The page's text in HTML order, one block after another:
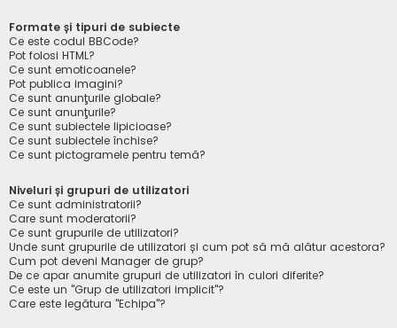
Formate și tipuri de subiecte
Ce este codul BBCode?
Pot folosi HTML?
Ce sunt emoticoanele?
Pot publica imagini?
Ce sunt anunţurile globale?
Ce sunt anunţurile?
Ce sunt subiectele lipicioase?
Ce sunt subiectele închise?
Ce sunt pictogramele pentru temă?
Niveluri și grupuri de utilizatori
Ce sunt administratorii?
Care sunt moderatorii?
Ce sunt grupurile de utilizatori?
Unde sunt grupurile de utilizatori și cum pot să mă alătur acestora?
Cum pot deveni Manager de grup?
De ce apar anumite grupuri de utilizatori în culori diferite?
Ce este un "Grup de utilizatori implicit"?
Care este legătura "Echipa"?